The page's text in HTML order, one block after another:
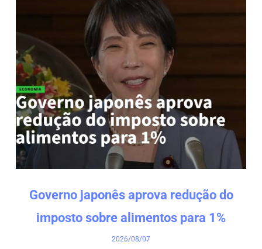
Governo japonês aprova redução do
imposto sobre alimentos para 1%
2026/08/07